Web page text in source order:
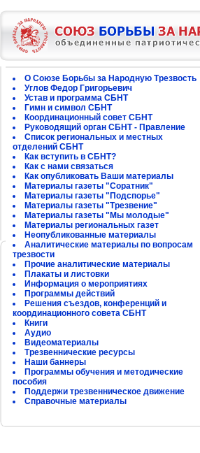
О Союзе Борьбы за Народную Трезвость
Углов Федор Григорьевич
Устав и программа СБНТ
Гимн и символ СБНТ
Координационный совет СБНТ
Руководящий орган СБНТ - Правление
Список региональных и местных
отделений СБНТ
Как вступить в СБНТ?
Как с нами связаться
Как опубликовать Ваши материалы
Материалы газеты "Соратник"
Материалы газеты "Подспорье"
Материалы газеты "Трезвение"
Материалы газеты "Мы молодые"
Материалы региональных газет
Неопубликованные материалы
Аналитические материалы по вопросам
трезвости
Прочие аналитические материалы
Плакаты и листовки
Информация о мероприятиях
Программы действий
Решения съездов, конференций и
координационного совета СБНТ
Книги
Аудио
Видеоматериалы
Трезвеннические ресурсы
Наши баннеры
Программы обучения и методические
пособия
Поддержи трезвенническое движение
Справочные материалы